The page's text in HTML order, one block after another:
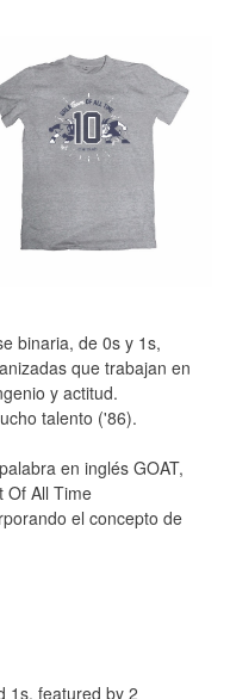
binaria, de 0s y 1s,
que trabajan en
y actitud.
talento ('86).
en inglés GOAT,
Of All Time
el concepto de
1s, featured by 2